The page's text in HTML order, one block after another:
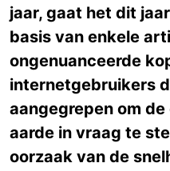
jaar, gaat het dit
basis van enkele
ongenuanceerde
internetgebruikers
aangegrepen om
aarde in vraag te
oorzaak van de